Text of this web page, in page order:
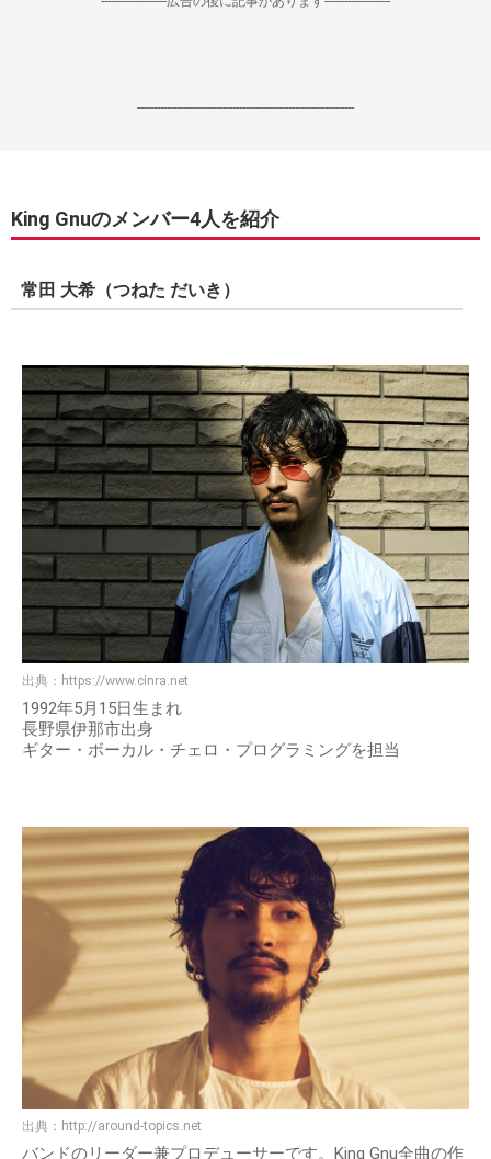
------------------------------------------------------------------
King Gnuのメンバー4人を紹介
常田 大希（つねた だいき）
出典： https://www.cinra.net
1992年5月15日生まれ
長野県伊那市出身
ギター・ボーカル・チェロ・プログラミングを担当
出典： http://around-topics.net
バンドのリーダー兼プロデューサーです。King Gnu全曲の作